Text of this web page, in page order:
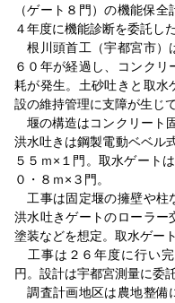
（ゲート８門）の機能保
４年度に機能診断を委託した
根川頭首工（宇都宮市）
６０年が経過し、コンク
耗が発生。土砂吐きと取水
設の維持管理に支障が生じて
堰の構造はコンクリート
洪水吐きは鋼製電動ベベル
５５ｍ×１門。取水ゲート
０・８ｍ×３門。
工事は固定堰の擁壁や柱
洪水吐きゲートのローラー
塗装などを想定。取水ゲー
工事は２６年度に行い
円。設計は宇都宮測量に委託
調査計画地区は農地整備